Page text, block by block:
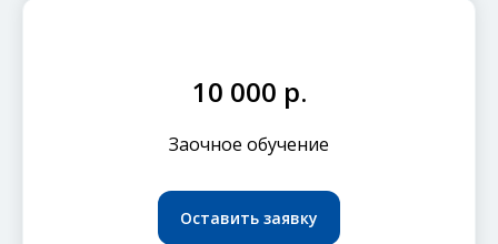
10 000 р.
Заочное обучение
Оставить заявку